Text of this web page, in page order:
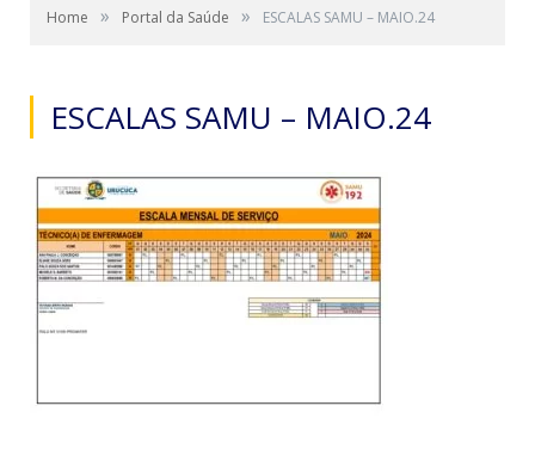
Home » Portal da Saúde » ESCALAS SAMU – MAIO.24
ESCALAS SAMU – MAIO.24